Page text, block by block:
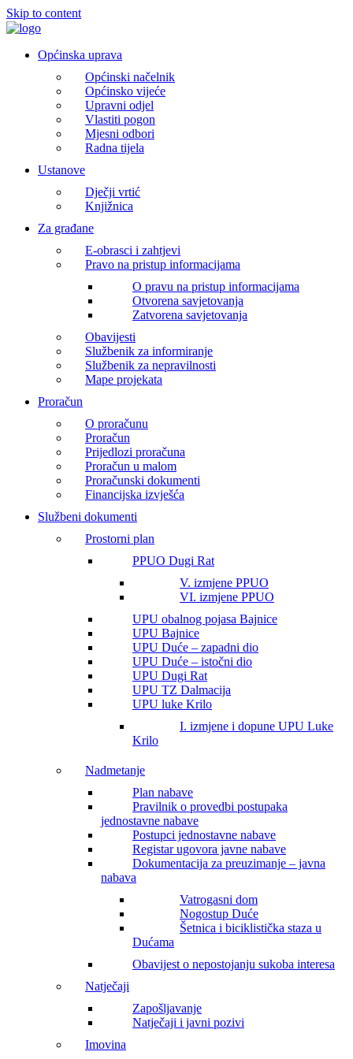
Skip to content
Općinska uprava
Općinski načelnik
Općinsko vijeće
Upravni odjel
Vlastiti pogon
Mjesni odbori
Radna tijela
Ustanove
Dječji vrtić
Knjižnica
Za građane
E-obrasci i zahtjevi
Pravo na pristup informacijama
O pravu na pristup informacijama
Otvorena savjetovanja
Zatvorena savjetovanja
Obavijesti
Službenik za informiranje
Službenik za nepravilnosti
Mape projekata
Proračun
O proračunu
Proračun
Prijedlozi proračuna
Proračun u malom
Proračunski dokumenti
Financijska izvješća
Službeni dokumenti
Prostorni plan
PPUO Dugi Rat
V. izmjene PPUO
VI. izmjene PPUO
UPU obalnog pojasa Bajnice
UPU Bajnice
UPU Duće – zapadni dio
UPU Duće – istočni dio
UPU Dugi Rat
UPU TZ Dalmacija
UPU luke Krilo
I. izmjene i dopune UPU Luke
Krilo
Nadmetanje
Plan nabave
Pravilnik o provedbi postupaka
jednostavne nabave
Postupci jednostavne nabave
Registar ugovora javne nabave
Dokumentacija za preuzimanje – javna
nabava
Vatrogasni dom
Nogostup Duće
Šetnica i biciklistička staza u
Dućama
Obavijest o nepostojanju sukoba interesa
Natječaji
Zapošljavanje
Natječaji i javni pozivi
Imovina